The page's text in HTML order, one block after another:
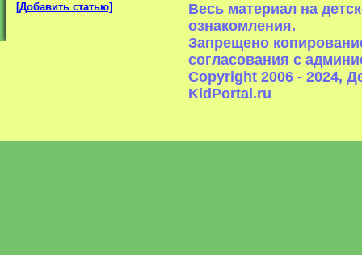
[Добавить статью]
Весь материал на
ознакомления.
Запрещено
согласования с
Copyright 2006 - 2024,
KidPortal.ru